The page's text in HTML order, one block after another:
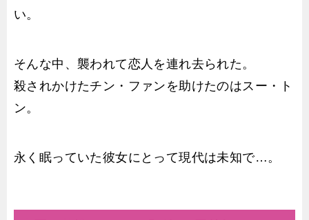
い。
そんな中、襲われて恋人を連れ去られた。
殺されかけたチン・ファンを助けたのはスー・ト
ン。
永く眠っていた彼女にとって現代は未知で…。